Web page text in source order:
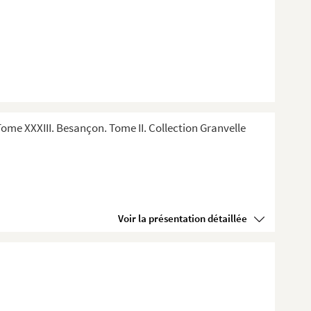
XXXIII. Besançon. Tome II. Collection Granvelle
Voir la présentation détaillée